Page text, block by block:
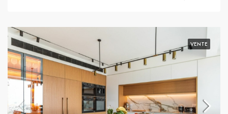
VENTE